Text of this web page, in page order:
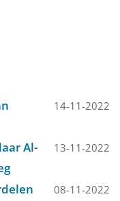
14-11-2022
Al-
13-11-2022
08-11-2022